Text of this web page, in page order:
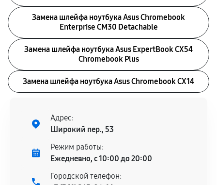
Замена шлейфа ноутбука Asus Chromebook
Enterprise CM30 Detachable
Замена шлейфа ноутбука Asus ExpertBook CX54
Chromebook Plus
Замена шлейфа ноутбука Asus Chromebook CX14
Адрес:
Широкий пер., 53
Режим работы:
Ежедневно, с 10:00 до 20:00
Городской телефон: